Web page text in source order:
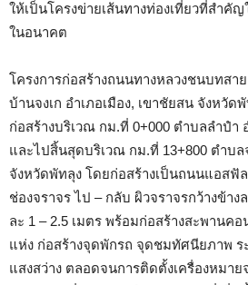
ให้เป็นโครงข่ายเส้นทางท่องเที่ยวที่สำคั
ในอนาคต
โครงการก่อสร้างถนนทางหลวงชนบทสา
บ้านจงเก อำเภอเมือง, เขาชัยสน จังหวัด
ก่อสร้างบริเวณ กม.ที่ 0+000 ตำบลลำปำ
และไปสิ้นสุดบริเวณ กม.ที่ 13+800 ตำบล
จังหวัดพัทลุง โดยก่อสร้างเป็นถนนแอส
ช่องจราจร ไป – กลับ ผิวจราจรกว้างข้าง
ละ 1 – 2.5 เมตร พร้อมก่อสร้างสะพานค
แห่ง ก่อสร้างจุดพักรถ จุดชมทัศนียภาพ
แสงสว่าง ตลอดจนการติดตั้งเครื่องหมาย